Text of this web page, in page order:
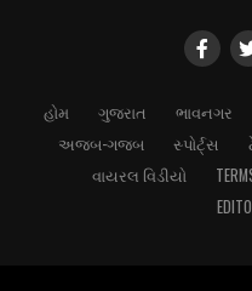
હોમ ગુજરાત ભાવનગર
અજબ-ગજબ
સ્પોર્ટ્સ
વાયરલ વિડીયો